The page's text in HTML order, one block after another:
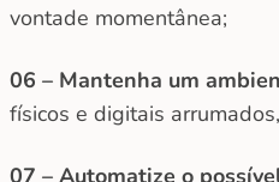
vontade momentânea;
06 – Mantenha um
físicos e digitais
07 – Automatize o